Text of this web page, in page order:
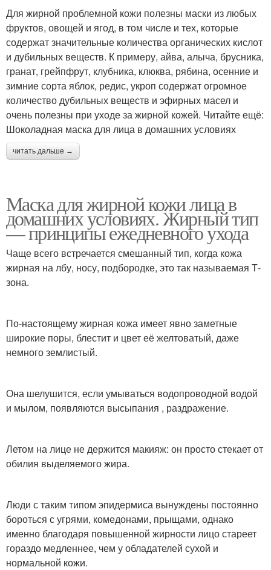
Маска с голубой
Маска с медом Маска от жирной кожи
Питательные маски Гидрогелевая маска
Тканевая маска
Для жирной проблемной кожи полезны маски из любых
фруктов, овощей и ягод, в том числе и тех, которые
содержат значительные количества органических кислот
и дубильных веществ. К примеру, айва, алыча, брусника,
гранат, грейпфрут, клубника, клюква, рябина, осенние и
зимние сорта яблок, редис, укроп содержат огромное
количество дубильных веществ и эфирных масел и
очень полезны при уходе за жирной кожей. Читайте ещё:
Шоколадная маска для лица в домашних условиях
читать дальше →
Маска для жирной кожи лица в
домашних условиях. Жирный тип
— принципы ежедневного ухода
Чаще всего встречается смешанный тип, когда кожа
жирная на лбу, носу, подбородке, это так называемая Т-
зона.
По-настоящему жирная кожа имеет явно заметные
широкие поры, блестит и цвет её желтоватый, даже
немного землистый.
Она шелушится, если умываться водопроводной водой
и мылом, появляются высыпания , раздражение.
Летом на лице не держится макияж: он просто стекает от
обилия выделяемого жира.
Люди с таким типом эпидермиса вынуждены постоянно
бороться с угрями, комедонами, прыщами, однако
именно благодаря повышенной жирности лицо стареет
гораздо медленнее, чем у обладателей сухой и
нормальной кожи.